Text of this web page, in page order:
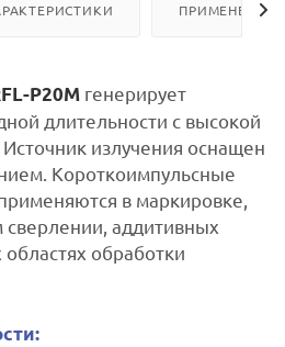
ПРИМЕНЕНИЕ
P20M генерирует
длительности с высокой
излучения оснащен
Короткоимпульсные
в маркировке,
аддитивных
обработки